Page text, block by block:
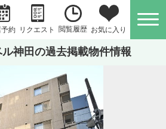
約 リクエスト 閲覧履歴 お気に入り
神田の過去掲載物件情報